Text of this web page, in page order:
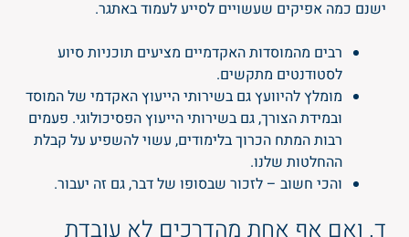
ישנם כמה אפיקים שעשויים לסייע לעמוד באתגר.
רבים מהמוסדות האקדמיים מציעים תוכניות סיוע
לסטודנטים מתקשים.
מומלץ להיוועץ גם בשירותי הייעוץ האקדמי של המוסד
ובמידת הצורך, גם בשירותי הייעוץ הפסיכולוגי. פעמים
רבות המתח הכרוך בלימודים, עשוי להשפיע על קבלת
ההחלטות שלנו.
והכי חשוב – לזכור שבסופו של דבר, גם זה יעבור.
ד. ואם אף אחת מהדרכים לא עובדת